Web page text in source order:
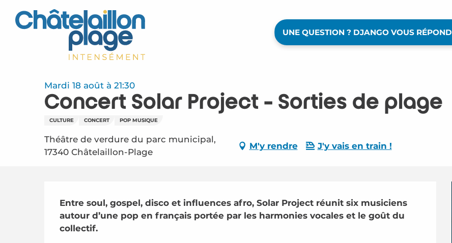
contenu
UNE QUESTION ? DJANGO VOUS RÉPOND
Mardi 18 août à 21:30
Concert Solar Project - Sorties de plage
CULTURE CONCERT POP MUSIQUE
Théâtre de verdure du parc municipal,
17340 Châtelaillon-Plage
M'y rendre J'y vais en train !
Description
Entre soul, gospel, disco et influences afro, Solar Project réunit six musiciens
autour d’une pop en français portée par les harmonies vocales et le goût du
collectif.